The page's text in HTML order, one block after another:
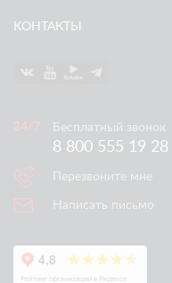
КОНТАКТЫ
Бесплатный звонок
8 800 555 19 28
Перезвоните мне
Написать письмо